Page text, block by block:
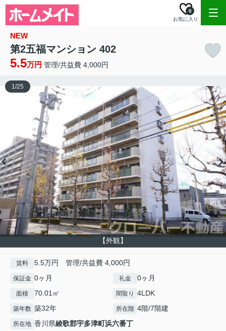
お気に入り
0
NEW
第2五福マンション 402
5.5万円 管理/共益費 4,000円
【外観】
1/25
賃料 5.5万円 管理/共益費 4,000円
保証金 0ヶ月 礼金 0ヶ月
面積 70.01㎡ 間取り 4LDK
築年数 築32年 所在階 4階/7階建
所在地 香川県綾歌郡宇多津町浜六番丁